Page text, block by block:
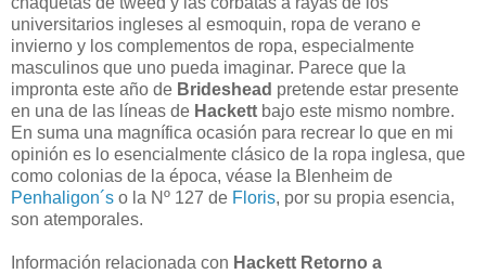
universitarios ingleses al esmoquin, ropa de verano e
invierno y los complementos de ropa, especialmente
masculinos que uno pueda imaginar. Parece que la
impronta este año de Brideshead pretende estar presente
en una de las líneas de Hackett bajo este mismo nombre.
En suma una magnífica ocasión para recrear lo que en mi
opinión es lo esencialmente clásico de la ropa inglesa, que
como colonias de la época, véase la Blenheim de
Penhaligon´s o la Nº 127 de Floris, por su propia esencia,
son atemporales.
Información relacionada con Hackett Retorno a